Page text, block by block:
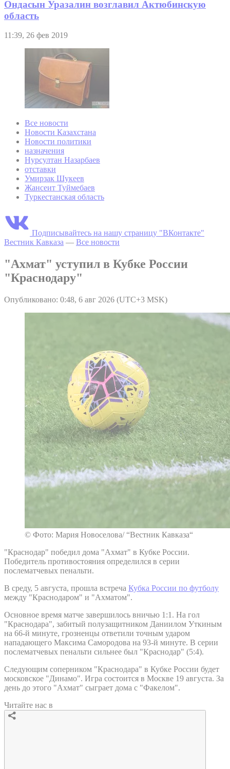
Ондасын Уразалин возглавил Актюбинскую
область
11:39, 26 фев 2019
Все новости
Новости Казахстана
Новости политики
назначения
Нурсултан Назарбаев
отставки
Умирзак Шукеев
Жансеит Туймебаев
Туркестанская область
Подписывайтесь на нашу страницу "ВКонтакте"
Вестник Кавказа — Все новости
"Ахмат" уступил в Кубке России
"Краснодару"
Опубликовано: 0:48, 6 авг 2026 (UTC+3 MSK)
© Фото: Мария Новоселова/ “Вестник Кавказа“
"Краснодар" победил дома "Ахмат" в Кубке России.
Победитель противостояния определился в серии
послематчевых пенальти.
В среду, 5 августа, прошла встреча Кубка России по футболу
между "Краснодаром" и "Ахматом".
Основное время матче завершилось вничью 1:1. На гол
"Краснодара", забитый полузащитником Даниилом Уткиным
на 66-й минуте, грозненцы ответили точным ударом
нападающего Максима Самородова на 93-й минуте. В серии
послематчевых пенальти сильнее был "Краснодар" (5:4).
Следующим соперником "Краснодара" в Кубке России будет
московское "Динамо". Игра состоится в Москве 19 августа. За
день до этого "Ахмат" сыграет дома с "Факелом".
Читайте нас в